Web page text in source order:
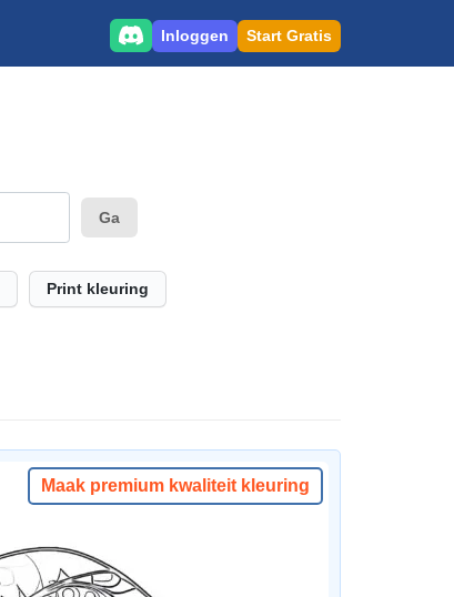
Inloggen Start Gratis
Ga
Print kleuring
Maak premium kwaliteit kleuring